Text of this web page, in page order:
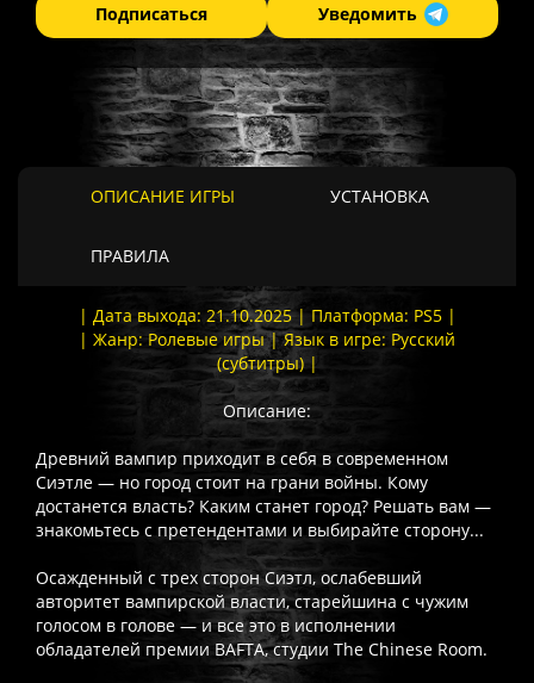
Подписаться Уведомить
ОПИСАНИЕ ИГРЫ УСТАНОВКА
ПРАВИЛА
| Дата выхода: 21.10.2025 | Платформа: PS5 |
| Жанр: Ролевые игры | Язык в игре: Русский
(субтитры) |
Описание:
Древний вампир приходит в себя в современном
Сиэтле — но город стоит на грани войны. Кому
достанется власть? Каким станет город? Решать вам —
знакомьтесь с претендентами и выбирайте сторону...
Осажденный с трех сторон Сиэтл, ослабевший
авторитет вампирской власти, старейшина с чужим
голосом в голове — и все это в исполнении
обладателей премии BAFTA, студии The Chinese Room.